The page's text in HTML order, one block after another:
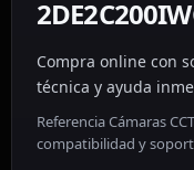
Compra online con
técnica y ayuda
Referencia Cámaras
compatibilidad y